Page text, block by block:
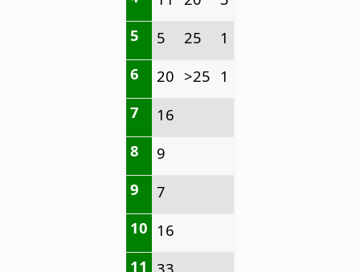
5
5 25
1
6
20 >25 1
7
16
8
9
9
7
10 16
11